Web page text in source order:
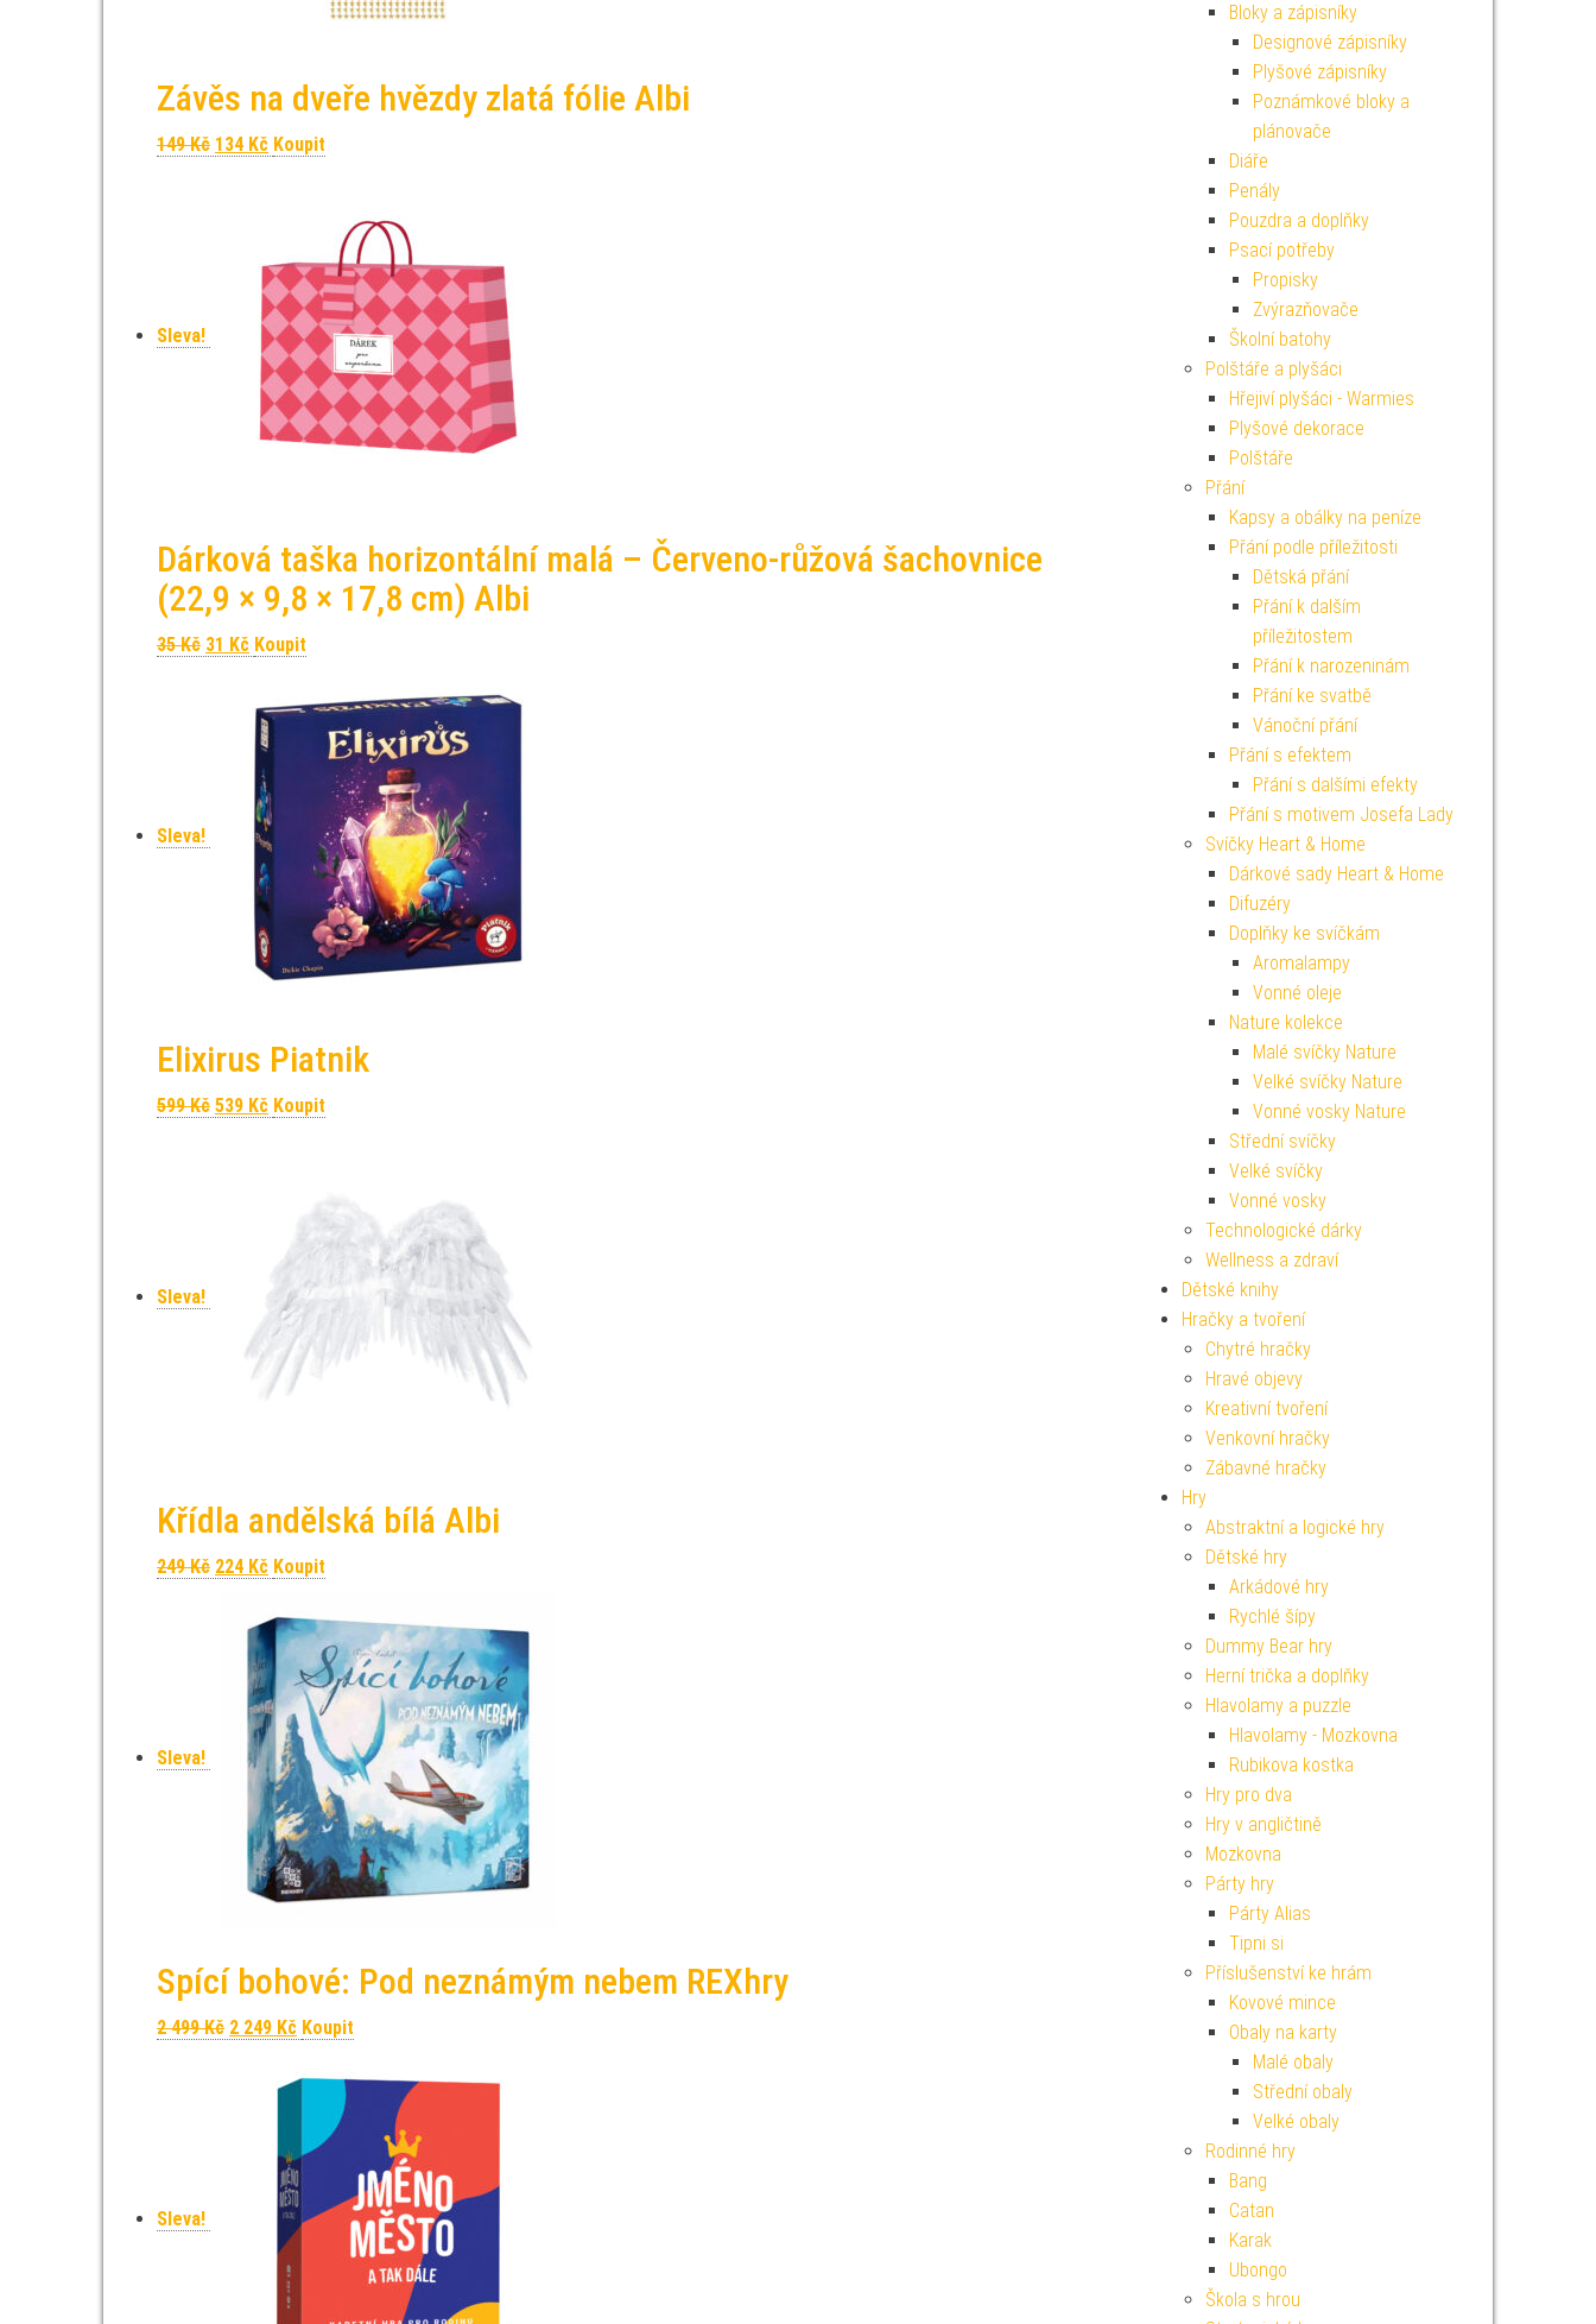
Závěs na dveře hvězdy zlatá fólie Albi
149Kč Původní cena byla: 149 Kč.
134 KčAktuální cena je: 134 Kč.
Koupit
Sleva!
Dárková taška horizontální malá – Červeno-růžová šachovnice
(22,9 × 9,8 × 17,8 cm) Albi
35Kč Původní cena byla: 35 Kč.
31 KčAktuální cena je: 31 Kč.
Koupit
Sleva!
Elixirus Piatnik
599Kč Původní cena byla: 599 Kč.
539 KčAktuální cena je: 539 Kč.
Koupit
Sleva!
Křídla andělská bílá Albi
249Kč Původní cena byla: 249 Kč.
224 KčAktuální cena je: 224 Kč.
Koupit
Sleva!
Spící bohové: Pod neznámým nebem REXhry
2 499Kč Původní cena byla: 2 499 Kč.
2 249 KčAktuální cena je: 2 249 Kč.
Koupit
Sleva!
Bloky a zápisníky
Designové zápisníky
Plyšové zápisníky
Poznámkové bloky a
plánovače
Diáře
Penály
Pouzdra a doplňky
Psací potřeby
Propisky
Zvýrazňovače
Školní batohy
Polštáře a plyšáci
Hřejiví plyšáci - Warmies
Plyšové dekorace
Polštáře
Přání
Kapsy a obálky na peníze
Přání podle příležitosti
Dětská přání
Přání k dalším
příležitostem
Přání k narozeninám
Přání ke svatbě
Vánoční přání
Přání s efektem
Přání s dalšími efekty
Přání s motivem Josefa Lady
Svíčky Heart & Home
Dárkové sady Heart & Home
Difuzéry
Doplňky ke svíčkám
Aromalampy
Vonné oleje
Nature kolekce
Malé svíčky Nature
Velké svíčky Nature
Vonné vosky Nature
Střední svíčky
Velké svíčky
Vonné vosky
Technologické dárky
Wellness a zdraví
Dětské knihy
Hračky a tvoření
Chytré hračky
Hravé objevy
Kreativní tvoření
Venkovní hračky
Zábavné hračky
Hry
Abstraktní a logické hry
Dětské hry
Arkádové hry
Rychlé šípy
Dummy Bear hry
Herní trička a doplňky
Hlavolamy a puzzle
Hlavolamy - Mozkovna
Rubikova kostka
Hry pro dva
Hry v angličtině
Mozkovna
Párty hry
Párty Alias
Tipni si
Příslušenství ke hrám
Kovové mince
Obaly na karty
Malé obaly
Střední obaly
Velké obaly
Rodinné hry
Bang
Catan
Karak
Ubongo
Škola s hrou